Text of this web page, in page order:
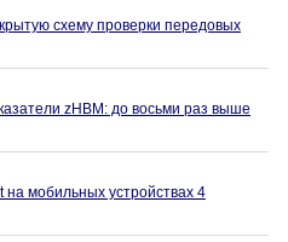
схему проверки передовых
zHBM: до восьми раз выше
на мобильных устройствах 4